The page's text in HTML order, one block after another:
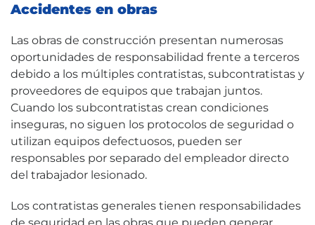
Accidentes en obras
Las obras de construcción presentan numerosas
oportunidades de responsabilidad frente a terceros
debido a los múltiples contratistas, subcontratistas y
proveedores de equipos que trabajan juntos.
Cuando los subcontratistas crean condiciones
inseguras, no siguen los protocolos de seguridad o
utilizan equipos defectuosos, pueden ser
responsables por separado del empleador directo
del trabajador lesionado.
Los contratistas generales tienen responsabilidades